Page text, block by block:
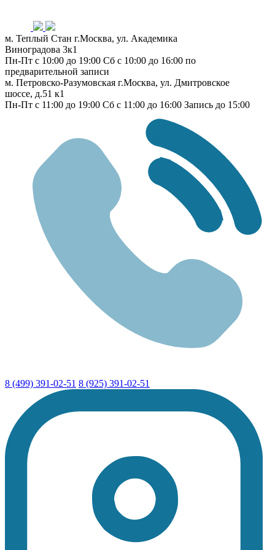
м. Теплый Стан г.Москва, ул. Академика
Виноградова 3к1
Пн-Пт с 10:00 до 19:00 Сб с 10:00 до 16:00 по
предварительной записи
м. Петровско-Разумовская г.Москва, ул. Дмитровское
шоссе, д.51 к1
Пн-Пт с 11:00 до 19:00 Сб с 11:00 до 16:00 Запись до 15:00
8 (499) 391-02-51 8 (925) 391-02-51